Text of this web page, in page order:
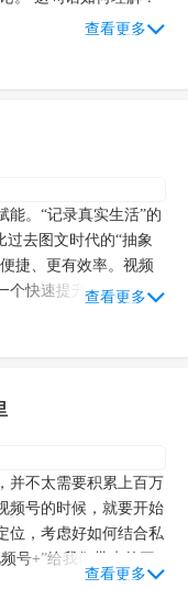
一种典型的人际传
查看更多
。“记录真实生活”的